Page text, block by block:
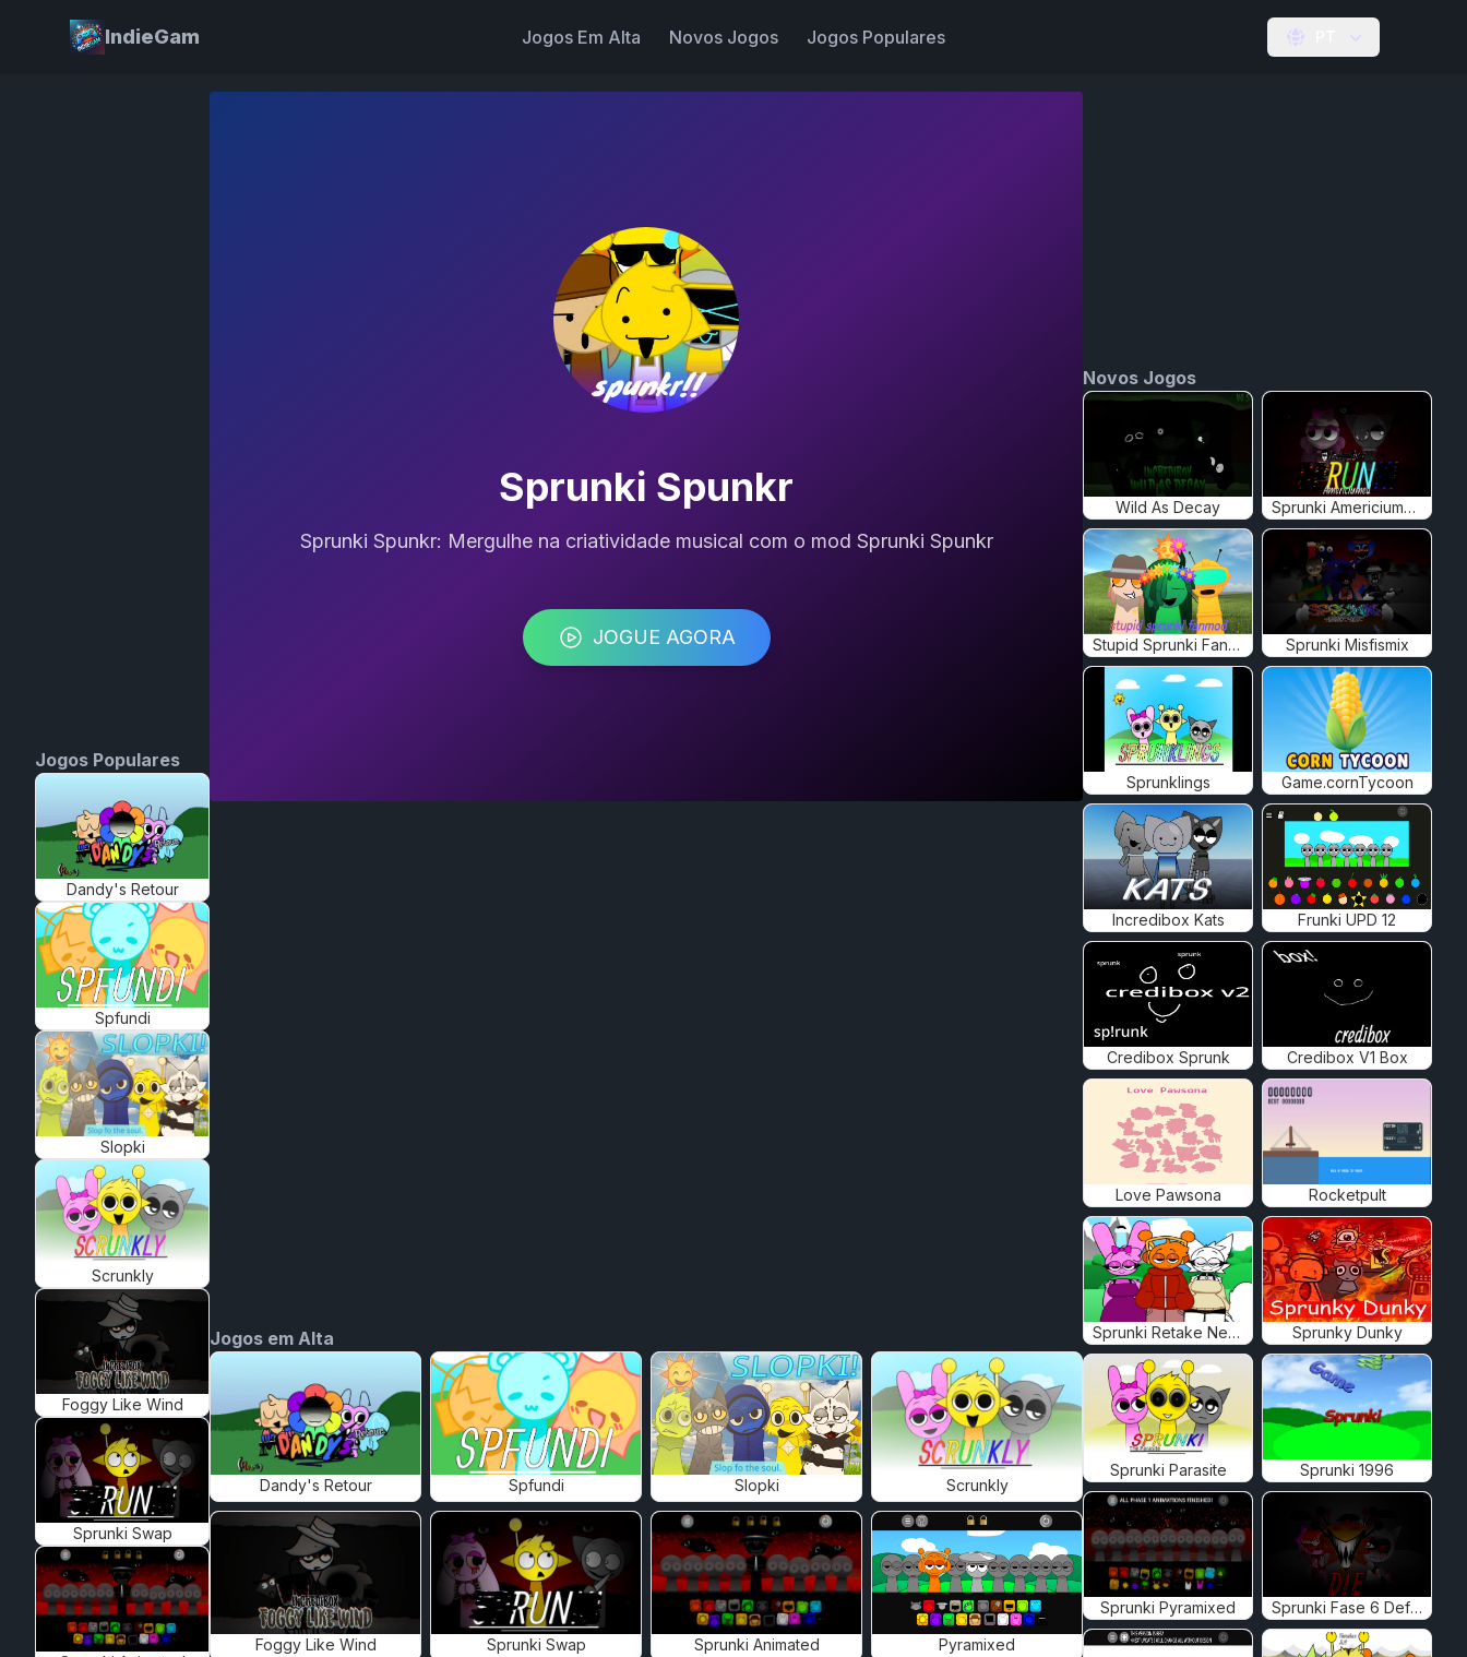
IndieGam Jogos Em Alta Novos Jogos Jogos Populares
Jogos Populares
Dandy's Retour
Spfundi
Slopki
Scrunkly
Foggy Like Wind
Sprunki Swap
Sprunki Spunkr
Sprunki Spunkr: Mergulhe na criatividade musical com o mod Sprunki Spunkr
JOGUE AGORA
Jogos em Alta
Dandy's Retour Spfundi Slopki Scrunkly
Foggy Like Wind Sprunki Swap Sprunki Animated Pyramixed
Novos Jogos
Wild As Decay Sprunki Americiumed
Stupid Sprunki Fanmod Sprunki Misfismix
Sprunklings Game.cornTycoon
Incredibox Kats Frunki UPD 12
Credibox Sprunk Credibox V1 Box
Love Pawsona Rocketpult
Sprunki Retake New Human Sprunky Dunky
Sprunki Parasite Sprunki 1996
Sprunki Pyramixed Sprunki Fase 6 Definitiva